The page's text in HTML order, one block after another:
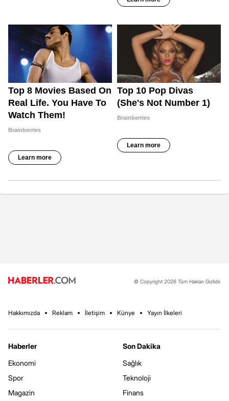
© Copyright 2026 Tüm Hakları Gizlidir.
Hakkımızda Reklam İletişim Künye Yayın İlkeleri
Haberler
Ekonomi
Spor
Magazin
Son Dakika
Sağlık
Teknoloji
Finans